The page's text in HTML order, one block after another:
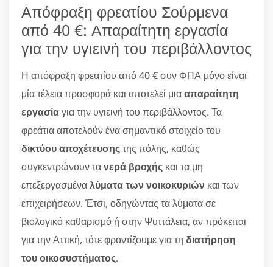
Απόφραξη φρεατίου Σούρμενα
από 40 €: Απαραίτητη εργασία
για την υγιεινή του περιβάλλοντος
Η απόφραξη φρεατίου από 40 € συν ΦΠΑ μόνο είναι
μία τέλεια προσφορά και αποτελεί μιααπαραίτητη
εργασίαγια την υγιεινή του περιβάλλοντος. Τα
φρεάτια αποτελούν ένα σημαντικό στοιχείο του
δικτύου αποχέτευσηςτης πόλης, καθώς
συγκεντρώνουν τανερά βροχής και τα μη
επεξεργασμέναλύματα των νοικοκυριών και των
επιχειρήσεων. Έτσι, οδηγώντας τα λύματα σε
βιολογικό καθαρισμό ή στην Ψυττάλεια, αν πρόκειται
για την Αττική, τότε φροντίζουμε για τη διατήρηση
του οικοσυστήματος.